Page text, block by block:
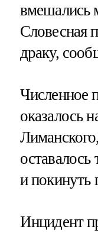
вмешались
Словесная
драку,
Численное
оказалось
оставалось
и покинуть
Инцидент